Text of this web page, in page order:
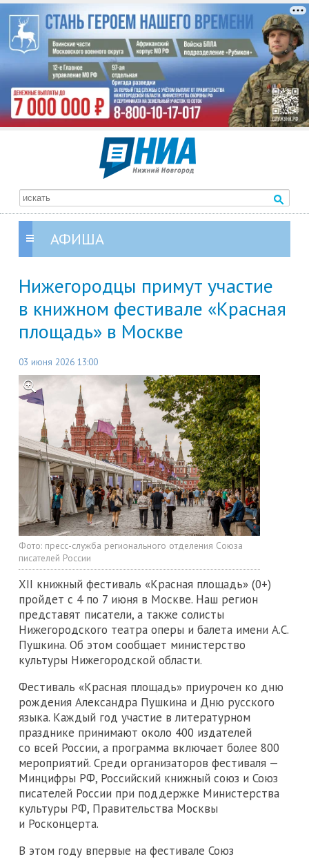
АФИША
Нижегородцы примут участие
в книжном фестивале «Красная
площадь» в Москве
03 июня 2026 13:00
Фото: пресс-служба регионального отделения Союза
писателей России
XII книжный фестиваль «Красная площадь» (0+)
пройдет с 4 по 7 июня в Москве. Наш регион
представят писатели, а также солисты
Нижегородского театра оперы и балета имени А.С.
Пушкина. Об этом сообщает министерство
культуры Нижегородской области.
Фестиваль «Красная площадь» приурочен ко дню
рождения Александра Пушкина и Дню русского
языка. Каждый год участие в литературном
празднике принимают около 400 издателей
со всей России, а программа включает более 800
мероприятий. Среди организаторов фестиваля —
Минцифры РФ, Российский книжный союз и Союз
писателей России при поддержке Министерства
культуры РФ, Правительства Москвы
и Росконцерта.
В этом году впервые на фестивале Союз